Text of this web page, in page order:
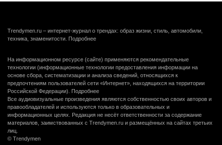
Trendymen.ru – интернет-журнал о трендах: образ жизни, стиль, автомобили,
техника, знаменитости. Подробнее
На информационном ресурсе (сайте) применяются рекомендательные
технологии (информационные технологии предоставления информации на
основе сбора, систематизации и анализа сведений, относящихся к
предпочтениям пользователей сети «Интернет», находящихся на территории
Российской Федерации). Подробнее
Все аудиовизуальные произведения являются собственностью своих авторов и
правообладателей и используются только в образовательных и
информационных целях. Редакция не несёт ответственности за содержание
материалов, заимствованных с Trendymen.ru и размещённых на сайтах третьих
лиц.
© Trendymen